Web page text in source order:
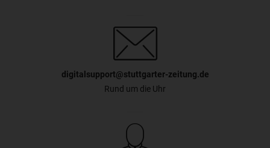
digitalsupport@stuttgarter-zeitung.de
Rund um die Uhr